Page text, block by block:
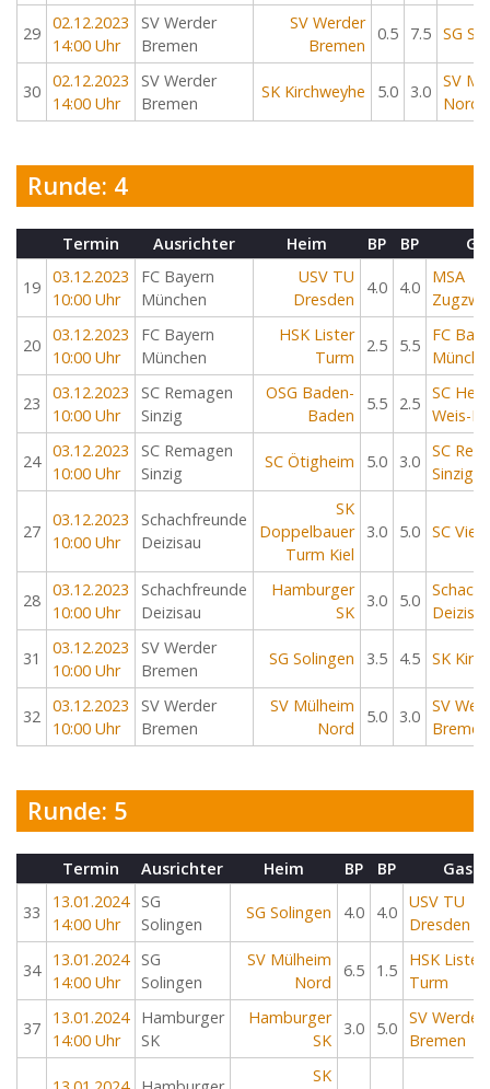
29
02.12.2023
14:00 Uhr
SV Werder
Bremen
SV Werder
Bremen
0.5 7.5 SG
30
02.12.2023
14:00 Uhr
SV Werder
Bremen
SK Kirchweyhe 5.0 3.0
SV
Nord
Runde: 4
Termin Ausrichter Heim BP BP
19
03.12.2023
10:00 Uhr
FC Bayern
München
USV TU
Dresden
4.0 4.0
MSA
20
03.12.2023
10:00 Uhr
FC Bayern
München
HSK Lister
Turm
2.5 5.5
FC
23
03.12.2023
10:00 Uhr
SC Remagen
Sinzig
OSG Baden-
Baden
5.5 2.5
SC
Weis-
24
03.12.2023
10:00 Uhr
SC Remagen
Sinzig
SC Ötigheim 5.0 3.0
SC
Sinzig
27
03.12.2023
10:00 Uhr
Schachfreunde
Deizisau
SK
Doppelbauer
Turm Kiel
3.0 5.0 SC
28
03.12.2023
10:00 Uhr
Schachfreunde
Deizisau
Hamburger
SK
3.0 5.0
31
03.12.2023
10:00 Uhr
SV Werder
Bremen
SG Solingen 3.5 4.5 SK
32
03.12.2023
10:00 Uhr
SV Werder
Bremen
SV Mülheim
Nord
5.0 3.0
SV
Bremen
Runde: 5
Termin Ausrichter Heim BP BP Gast
33
13.01.2024
14:00 Uhr
SG
Solingen
SG Solingen 4.0 4.0
USV TU
Dresden
34
13.01.2024
14:00 Uhr
SG
Solingen
SV Mülheim
Nord
6.5 1.5
HSK Lister
Turm
37
13.01.2024
14:00 Uhr
Hamburger
SK
Hamburger
SK
3.0 5.0
SV Werder
Bremen
SK